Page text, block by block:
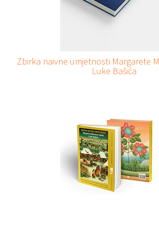
Zbirka naivne umjetnosti Margarete
Luke Bašića